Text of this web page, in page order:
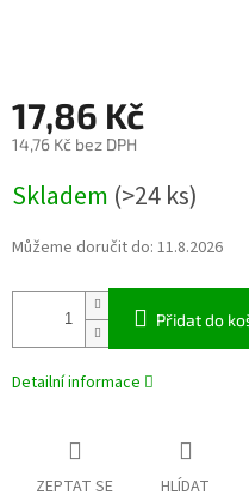
17,86 Kč
14,76 Kč bez DPH
cena:
Skladem (>24 ks)
Můžeme doručit do: 11.8.2026
Přidat do
Detailní informace
ZEPTAT SE HLÍDAT